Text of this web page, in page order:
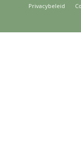
Privacybeleid